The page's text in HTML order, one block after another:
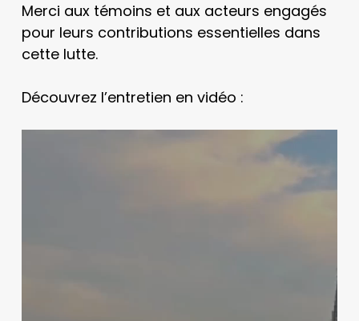
Merci aux témoins et aux acteurs engagés
pour leurs contributions essentielles dans
cette lutte.
Découvrez l’entretien en vidéo :